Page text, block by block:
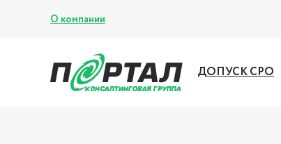
О компании
ДОПУСК СРО